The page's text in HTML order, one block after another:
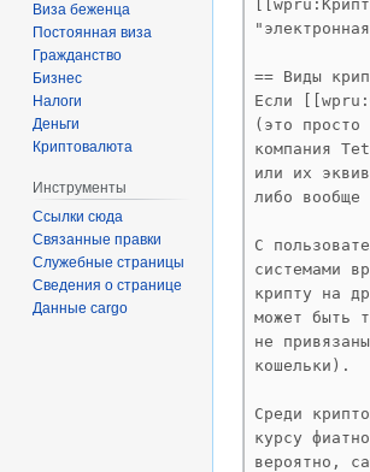
Виза беженца
Постоянная виза
Гражданство
Бизнес
Налоги
Деньги
Криптовалюта
Инструменты
Ссылки сюда
Связанные правки
Служебные страницы
Сведения о странице
Данные cargo